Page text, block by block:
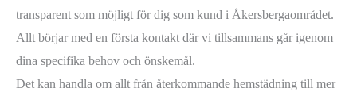
transparent som möjligt för dig som kund i Åkersbergaområdet.
Allt börjar med en första kontakt där vi tillsammans går igenom
dina specifika behov och önskemål.
Det kan handla om allt från återkommande hemstädning till mer